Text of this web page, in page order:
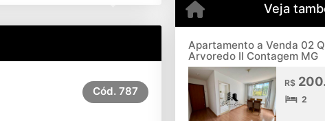
Cód. 787
Veja
Apartamento a Venda 02
Arvoredo II Contagem MG
R$
2